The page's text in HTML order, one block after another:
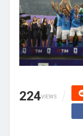
Correo electrónico
Web
Guarda mi
este
224VIEWS